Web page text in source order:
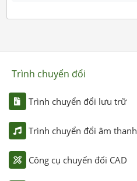
Trình chuyển đổi
Trình chuyển đổi lưu trữ
Trình chuyển đổi âm thanh
Công cụ chuyển đổi CAD